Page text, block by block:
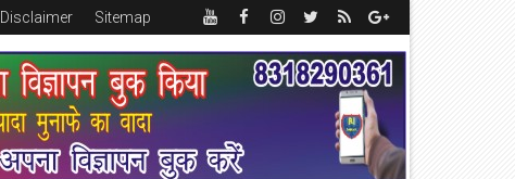
Disclaimer Sitemap